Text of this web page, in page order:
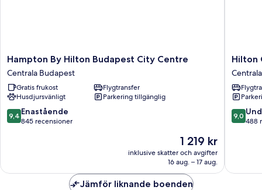
Hampton
By
Hilton
Budapest
City
Centre
Centrala
Hampton By Hilton Budapest City Centre
Centrala Budapest
Gratis frukost
Flygtransfer
Husdjursvänligt
Parkering tillgänglig
9.4
av
9,4 Enastående
845 recensioner
Priset
1 219 kr
1 219 kr
inklusive skatter och avgifter
16 aug. – 17 aug.
Hilton
Garden
Inn
City
Centre
Centrala
Hilton
9.0
av
9,0
488
Jämför liknande boenden